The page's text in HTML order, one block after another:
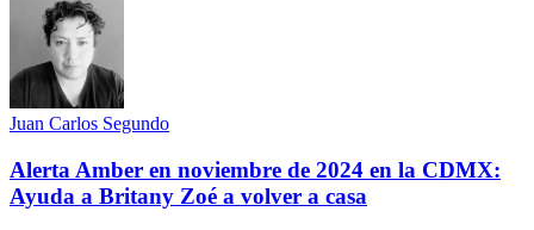
Juan Carlos Segundo
Alerta Amber en noviembre de 2024 en la CDMX:
Ayuda a Britany Zoé a volver a casa